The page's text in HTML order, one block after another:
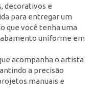
decorativos e
para entregar um
que você tenha uma
uniforme em
acompanha o artista
a precisão
manuais e